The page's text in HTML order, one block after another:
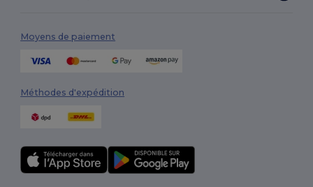
Moyens de paiement
Méthodes d'expédition